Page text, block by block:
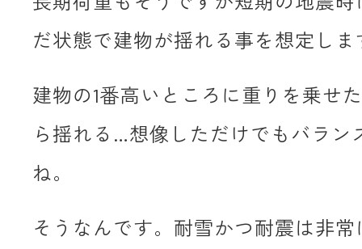
だ状態で建物が揺れる事を想定しま
建物の1番高いところに重りを乗せ
ら揺れる…想像しただけでもバラン
ね。
そうなんです。耐雪かつ耐震は非